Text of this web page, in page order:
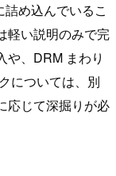
め込んでいるこ
軽い説明のみで完
や、DRM まわり
については、別
応じて深掘りが必